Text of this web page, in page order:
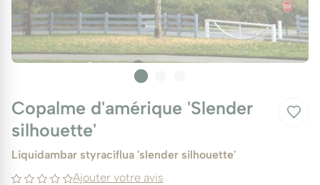
Copalme d'amérique 'Slender
silhouette'
Liquidambar styraciflua 'slender silhouette'
Ajouter votre avis